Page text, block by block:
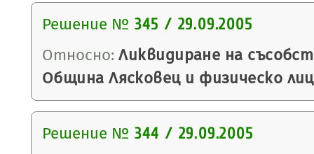
Решение № 345 / 29.09.2005
Относно: Ликвидиране на
Община Лясковец и физическо
Решение № 344 / 29.09.2005